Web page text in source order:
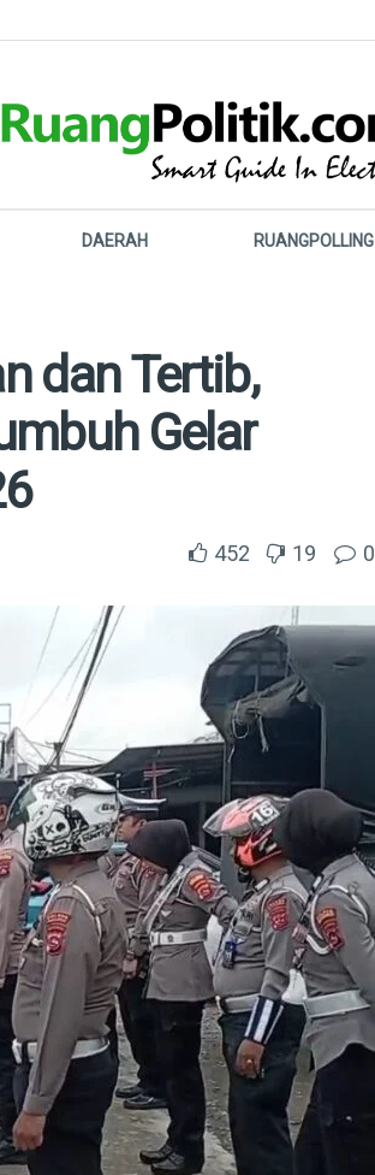
DAERAH RUANGPOLLING
dan Tertib,
Gelar
452 19 0